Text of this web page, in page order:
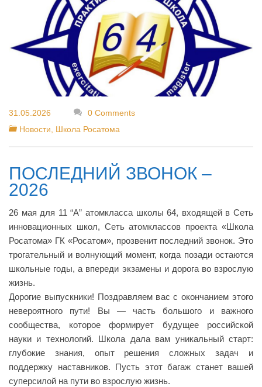
Материально-техническое
обеспечение и оснащенность
образовательного процесса
Платные образовательные услуги
Стипендии и иные виды
материальной поддержки
Организация питания в
образовательной организации
Финансово-хозяйственная
Школьный спортивный клуб
31.05.2026
0 Comments
Новости
Школа Росатома
ПОСЛЕДНИЙ ЗВОНОК –
2026
26 мая для 11 “А” атомкласса школы 64, входящей в Сеть
инновационных школ, Сеть атомклассов проекта «Школа
Росатома» ГК «Росатом», прозвенит последний звонок. Это
трогательный и волнующий момент, когда позади остаются
школьные годы, а впереди экзамены и дорога во взрослую
жизнь.
Дорогие выпускники! Поздравляем вас с окончанием этого
невероятного пути! Вы — часть большого и важного
сообщества, которое формирует будущее российской
науки и технологий. Школа дала вам уникальный старт:
глубокие знания, опыт решения сложных задач и
поддержку наставников. Пусть этот багаж станет вашей
суперсилой на пути во взрослую жизнь.